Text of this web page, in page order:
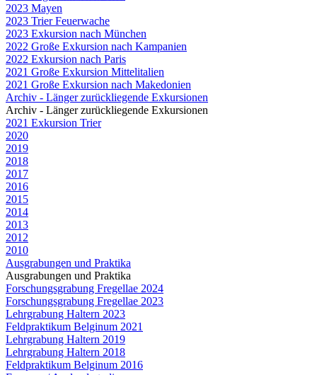
2023 Mayen
2023 Trier Feuerwache
2023 Exkursion nach München
2022 Große Exkursion nach Kampanien
2022 Exkursion nach Paris
2021 Große Exkursion Mittelitalien
2021 Große Exkursion nach Makedonien
Archiv - Länger zurückliegende Exkursionen
Archiv - Länger zurückliegende Exkursionen
2021 Exkursion Trier
2020
2019
2018
2017
2016
2015
2014
2013
2012
2010
Ausgrabungen und Praktika
Ausgrabungen und Praktika
Forschungsgrabung Fregellae 2024
Forschungsgrabung Fregellae 2023
Lehrgrabung Haltern 2023
Feldpraktikum Belginum 2021
Lehrgrabung Haltern 2019
Lehrgrabung Haltern 2018
Feldpraktikum Belginum 2016